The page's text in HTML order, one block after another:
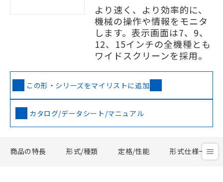
より速く、より効率的に、
機械の操作や情報をモニタ
します。表示画面は7、9、
12、15インチの全機種とも
ワイドスクリーンを採用。
この形・シリーズをマイリストに追加
カタログ/データシート/マニュアル
商品の特長 形式/種類 定格/性能 形式仕様一覧